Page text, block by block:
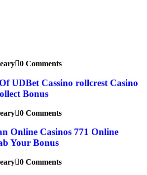
0 Comments
UDBet Cassino rollcrest Casino
Bonus
0 Comments
Online Casinos 771 Online
Your Bonus
0 Comments